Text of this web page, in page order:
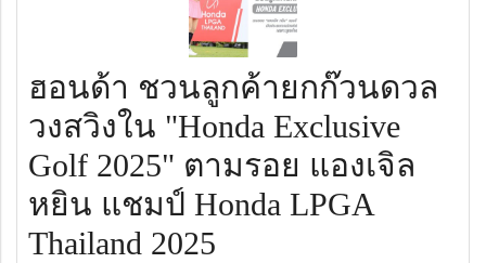
ฮอนด้า ชวนลูกค้ายกก๊วนดวล
วงสวิงใน "Honda Exclusive
Golf 2025" ตามรอย แองเจิล
หยิน แชมป์ Honda LPGA
Thailand 2025